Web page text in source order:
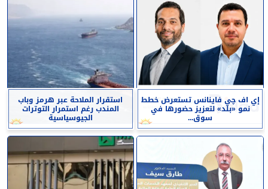
إي اف چي فاينانس تستعرض خطط
نمو «بلد» لتعزيز حضورها في
سوق...
استقرار الملاحة عبر هرمز وباب
المندب رغم استمرار التوترات
الجيوسياسية